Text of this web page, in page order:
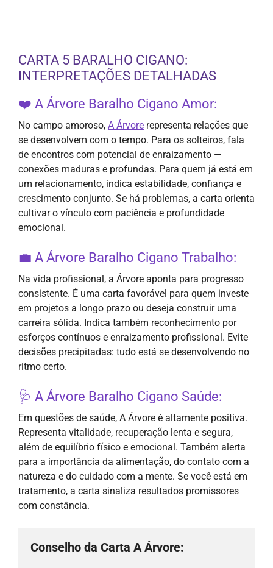
CARTA 5 BARALHO CIGANO:
INTERPRETAÇÕES DETALHADAS
❤️ A Árvore Baralho Cigano Amor:
No campo amoroso, A Árvore representa relações que
se desenvolvem com o tempo. Para os solteiros, fala
de encontros com potencial de enraizamento —
conexões maduras e profundas. Para quem já está em
um relacionamento, indica estabilidade, confiança e
crescimento conjunto. Se há problemas, a carta orienta
cultivar o vínculo com paciência e profundidade
emocional.
💼 A Árvore Baralho Cigano Trabalho:
Na vida profissional, a Árvore aponta para progresso
consistente. É uma carta favorável para quem investe
em projetos a longo prazo ou deseja construir uma
carreira sólida. Indica também reconhecimento por
esforços contínuos e enraizamento profissional. Evite
decisões precipitadas: tudo está se desenvolvendo no
ritmo certo.
🩺 A Árvore Baralho Cigano Saúde:
Em questões de saúde, A Árvore é altamente positiva.
Representa vitalidade, recuperação lenta e segura,
além de equilíbrio físico e emocional. Também alerta
para a importância da alimentação, do contato com a
natureza e do cuidado com a mente. Se você está em
tratamento, a carta sinaliza resultados promissores
com constância.
Conselho da Carta A Árvore: